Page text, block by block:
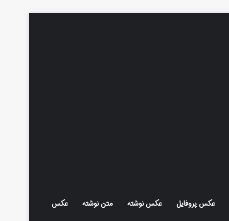
عکس پروفایل عکس نوشته متن نوشته عکس